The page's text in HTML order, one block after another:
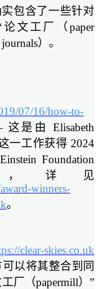
包含了一些针对
文工厂（paper
）。
07/16/how-to-
是由 Elisabeth
一工作获得 2024
Foundation
，详见
winners-
。
clear-skies.co.uk
以将其整合到同
厂（papermill）”